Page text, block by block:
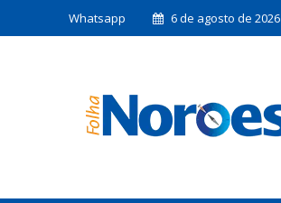
Whatsapp 6 de agosto de 2026